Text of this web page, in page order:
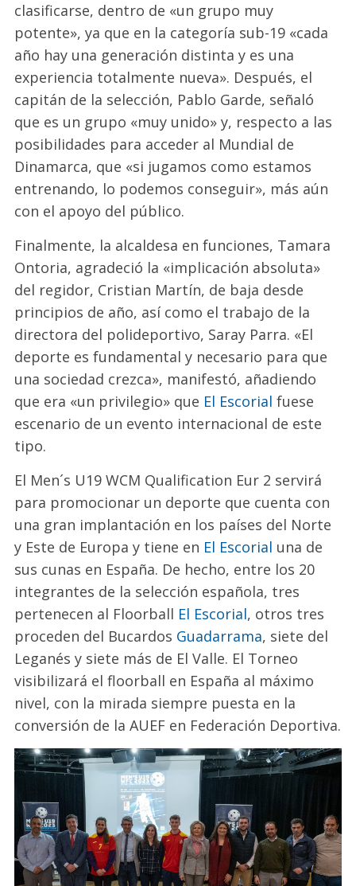
clasificarse, dentro de «un grupo muy
potente», ya que en la categoría sub-19 «cada
año hay una generación distinta y es una
experiencia totalmente nueva». Después, el
capitán de la selección, Pablo Garde, señaló
que es un grupo «muy unido» y, respecto a las
posibilidades para acceder al Mundial de
Dinamarca, que «si jugamos como estamos
entrenando, lo podemos conseguir», más aún
con el apoyo del público.
Finalmente, la alcaldesa en funciones, Tamara
Ontoria, agradeció la «implicación absoluta»
del regidor, Cristian Martín, de baja desde
principios de año, así como el trabajo de la
directora del polideportivo, Saray Parra. «El
deporte es fundamental y necesario para que
una sociedad crezca», manifestó, añadiendo
que era «un privilegio» que El Escorial fuese
escenario de un evento internacional de este
tipo.
El Men´s U19 WCM Qualification Eur 2 servirá
para promocionar un deporte que cuenta con
una gran implantación en los países del Norte
y Este de Europa y tiene en El Escorial una de
sus cunas en España. De hecho, entre los 20
integrantes de la selección española, tres
pertenecen al Floorball El Escorial, otros tres
proceden del Bucardos Guadarrama, siete del
Leganés y siete más de El Valle. El Torneo
visibilizará el floorball en España al máximo
nivel, con la mirada siempre puesta en la
conversión de la AUEF en Federación Deportiva.